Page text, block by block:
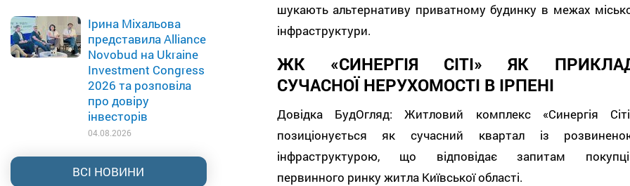
Ірина Міхальова
представила Alliance
Novobud на Ukraine
Investment Congress
2026 та розповіла
про довіру
інвесторів
04.08.2026
ВСІ НОВИНИ
шукають альтернативу приватному будинку в межах
інфраструктури.
ЖК «СИНЕРГІЯ СІТІ» ЯК
СУЧАСНОЇ НЕРУХОМОСТІ В ІРПЕНІ
Довідка БудОгляд: Житловий комплекс «Синергія
позиціонується як сучасний квартал із
інфраструктурою, що відповідає запитам
первинного ринку житла Київської області.